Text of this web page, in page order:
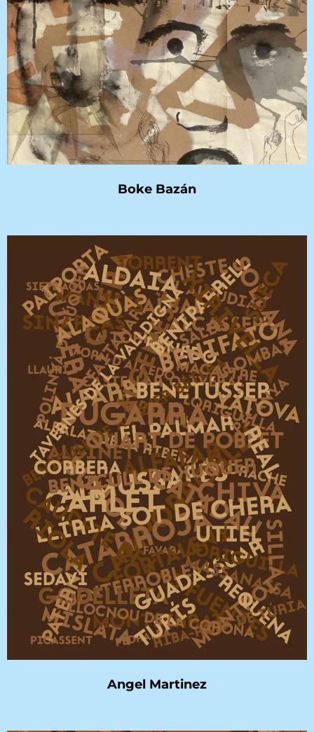
Boke Bazán
Angel Martinez